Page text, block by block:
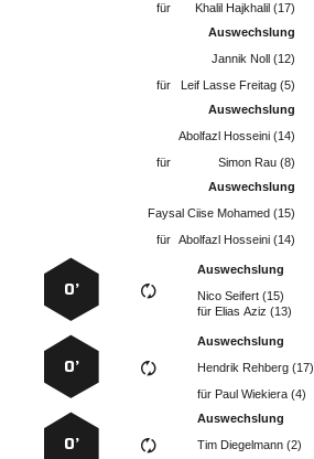
für
  
Auswechslung
  
für
   
Auswechslung
  
für
  
Auswechslung
   
für   
Auswechslung
  
für   
0’
Auswechslung
  
für   
0’
Auswechslung
  
0’